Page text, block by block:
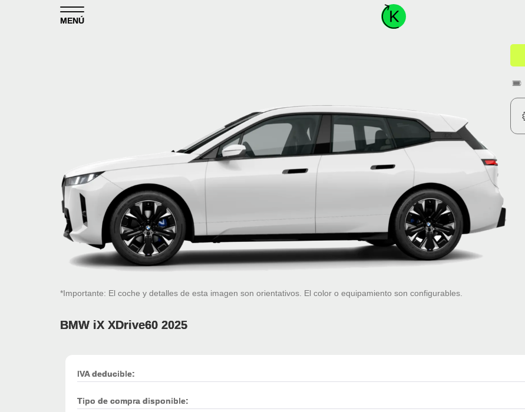
MENÚ
*Importante: El coche y detalles de esta imagen son orientativos. El color o equipamiento son configurables.
BMW iX XDrive60 2025
IVA deducible:
Tipo de compra disponible: